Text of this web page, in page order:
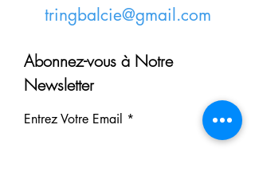
tringbalcie@gmail.com
Abonnez-vous à Notre
Newsletter
Entrez Votre Email